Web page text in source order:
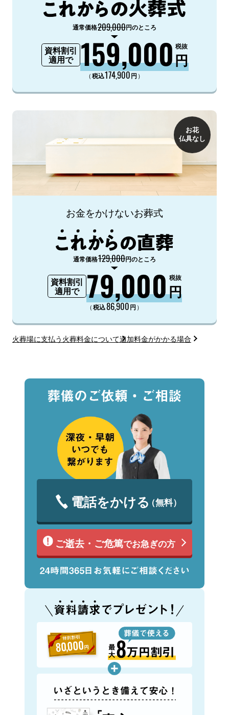
通常価格209,000円のところ
資料割引
適用で
159,000円
税抜
（税込174,900円 ）
お花
仏具なし
お金をかけないお葬式
通常価格129,000円のところ
資料割引
適用で
79,000円
税抜
（税込86,900円 ）
火葬場に支払う火葬料金について追加料金がかかる場合
電話をかける（無料）
ご逝去・ご危篤でお急ぎの方